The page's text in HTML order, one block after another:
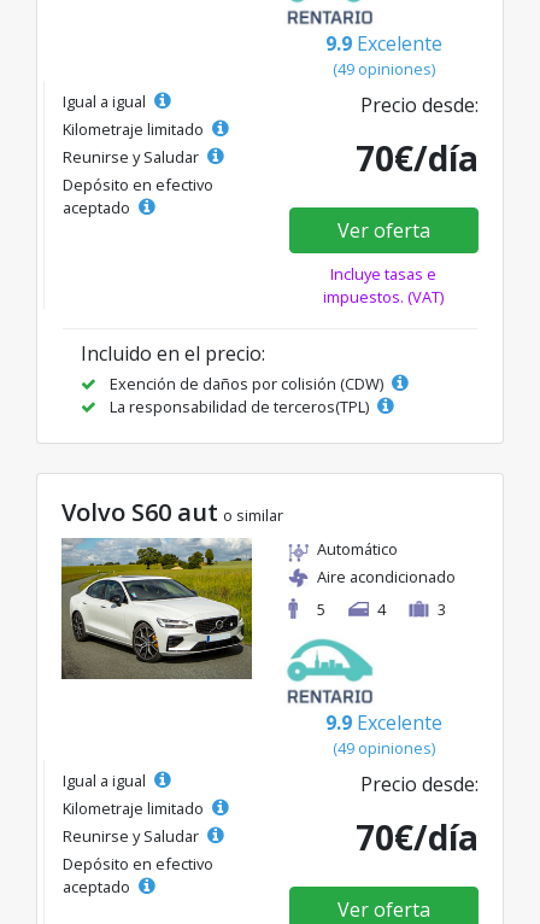
9.9 Excelente
(49 opiniones)
Igual a igual
Kilometraje limitado
Reunirse y Saludar
Depósito en efectivo
aceptado
Precio desde:
70€/día
Ver oferta
Incluye tasas e
impuestos. (VAT)
Incluido en el precio:
Exención de daños por colisión (CDW)
La responsabilidad de terceros(TPL)
Volvo S60 aut o similar
Automático
Aire acondicionado
5
4 3
9.9 Excelente
(49 opiniones)
Igual a igual
Kilometraje limitado
Reunirse y Saludar
Depósito en efectivo
aceptado
Precio desde:
70€/día
Ver oferta